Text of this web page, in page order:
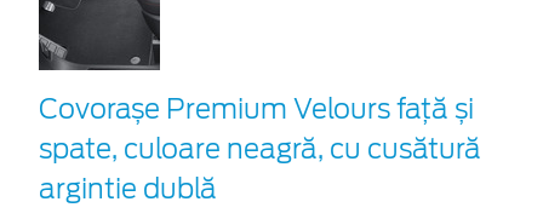
Covorașe Premium Velours față și
spate, culoare neagră, cu cusătură
argintie dublă